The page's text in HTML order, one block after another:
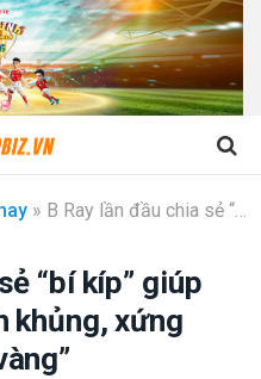
» B Ray lần đầu chia sẻ “bí kíp” giúp team đạt thành tích khủng, xứng danh “thợ săn nón vàng”
“bí kíp” giúp
khủng, xứng